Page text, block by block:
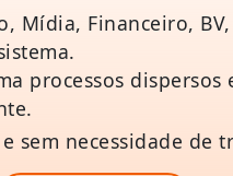
de Publicidade
Mídia, Financeiro,
processos
sem necessidade de